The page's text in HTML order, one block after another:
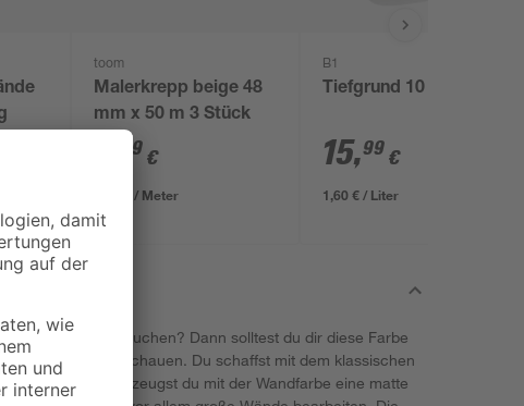
toom
Malerkrepp beige 48
mm x 50 m 3 Stück
99 €
0,07 € / Meter
B1
Tiefgrund 10 l
15,99 €
1,60 € / Liter
Look gebrauchen? Dann solltest du dir diese Farbe
genauer anschauen. Du schaffst mit dem klassischen
Dabei erzeugst du mit der Wandfarbe eine matte